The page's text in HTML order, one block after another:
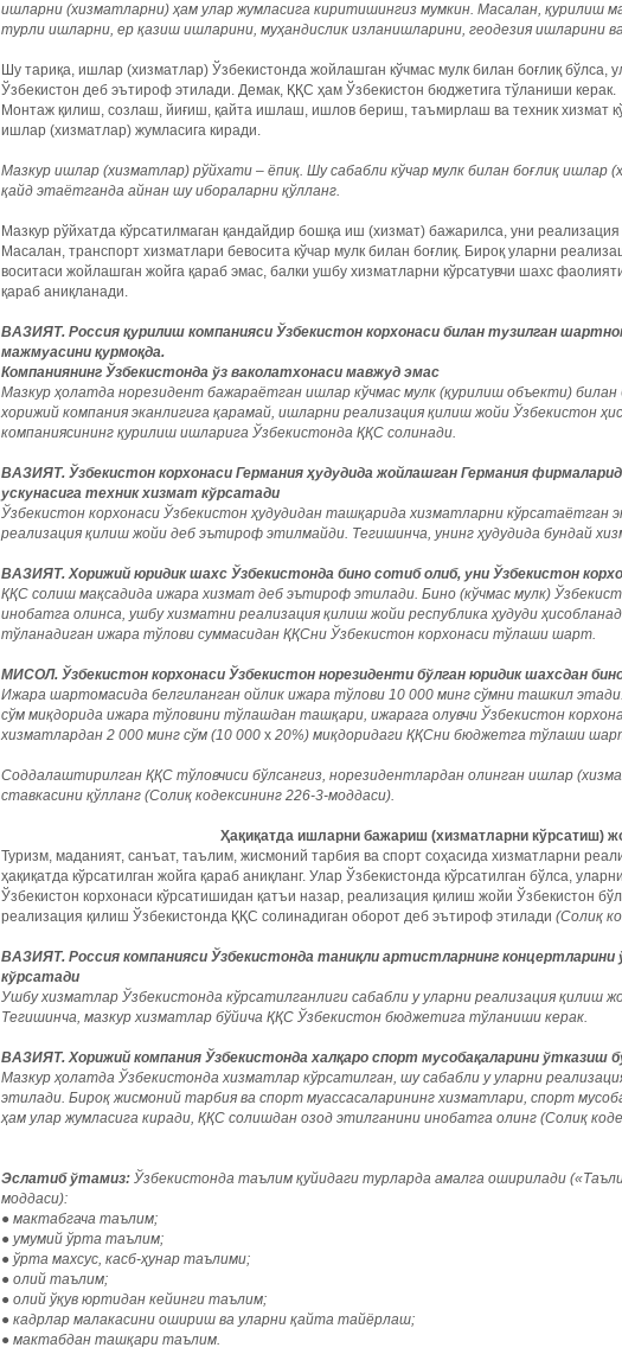
ишларни (хизматларни) ҳам улар жумласига киритишингиз мумкин. Масалан, қурилиш
турли ишларни, ер қазиш ишларини, муҳандислик изланишларини, геодезия ишларини
Шу тариқа, ишлар (хизматлар) Ўзбекистонда жойлашган кўчмас мулк билан боғлиқ бўлса,
Ўзбекистон деб эътироф этилади. Демак, ҚҚС ҳам Ўзбекистон бюджетига тўланиши керак.
Монтаж қилиш, созлаш, йиғиш, қайта ишлаш, ишлов бериш, таъмирлаш ва техник хизмат
ишлар (хизматлар) жумласига киради.
Мазкур ишлар (хизматлар) рўйхати – ёпиқ. Шу сабабли кўчар мулк билан боғлиқ
қайд этаётганда айнан шу ибораларни қўлланг.
Мазкур рўйхатда кўрсатилмаган қандайдир бошқа иш (хизмат) бажарилса, уни
Масалан, транспорт хизматлари бевосита кўчар мулк билан боғлиқ. Бироқ уларни
воситаси жойлашган жойга қараб эмас, балки ушбу хизматларни кўрсатувчи шахс
қараб аниқланади.
ВАЗИЯТ. Россия қурилиш компанияси Ўзбекистон корхонаси билан тузилган
мажмуасини қурмоқда.
Компаниянинг Ўзбекистонда ўз ваколатхонаси мавжуд эмас
Мазкур ҳолатда норезидент бажараётган ишлар кўчмас мулк (қурилиш объекти) билан
хорижий компания эканлигига қарамай, ишларни реализация қилиш жойи Ўзбекистон
компаниясининг қурилиш ишларига Ўзбекистонда ҚҚС солинади.
ВАЗИЯТ. Ўзбекистон корхонаси Германия ҳудудида жойлашган Германия
ускунасига техник хизмат кўрсатади
Ўзбекистон корхонаси Ўзбекистон ҳудудидан ташқарида хизматларни кўрсатаётган
реализация қилиш жойи деб эътироф этилмайди. Тегишинча, унинг ҳудудида бундай
ВАЗИЯТ. Хорижий юридик шахс Ўзбекистонда бино сотиб олиб, уни Ўзбекистон
ҚҚС солиш мақсадида ижара хизмат деб эътироф этилади. Бино (кўчмас мулк)
инобатга олинса, ушбу хизматни реализация қилиш жойи республика ҳудуди
тўланадиган ижара тўлови суммасидан ҚҚСни Ўзбекистон корхонаси тўлаши шарт.
МИСОЛ. Ўзбекистон корхонаси Ўзбекистон норезиденти бўлган юридик шахсдан
Ижара шартомасида белгиланган ойлик ижара тўлови 10 000 минг сўмни ташкил
сўм миқдорида ижара тўловини тўлашдан ташқари, ижарага олувчи Ўзбекистон
хизматлардан 2 000 минг сўм (10 000 х 20%) миқдоридаги ҚҚСни бюджетга тўлаши
Соддалаштирилган ҚҚС тўловчиси бўлсангиз, норезидентлардан олинган ишлар
ставкасини қўлланг (Солиқ кодексининг 226-3-моддаси).
Ҳақиқатда ишларни бажариш (хизматларни кўрсатиш)
Туризм, маданият, санъат, таълим, жисмоний тарбия ва спорт соҳасида хизматларни
ҳақиқатда кўрсатилган жойга қараб аниқланг. Улар Ўзбекистонда кўрсатилган бўлса,
Ўзбекистон корхонаси кўрсатишидан қатъи назар, реализация қилиш жойи Ўзбекистон
реализация қилиш Ўзбекистонда ҚҚС солинадиган оборот деб эътироф этилади (Солиқ
ВАЗИЯТ. Россия компанияси Ўзбекистонда таниқли артистларнинг
кўрсатади
Ушбу хизматлар Ўзбекистонда кўрсатилганлиги сабабли у уларни реализация қилиш
Тегишинча, мазкур хизматлар бўйича ҚҚС Ўзбекистон бюджетига тўланиши керак.
ВАЗИЯТ. Хорижий компания Ўзбекистонда халқаро спорт мусобақаларини ўтказиш
Мазкур ҳолатда Ўзбекистонда хизматлар кўрсатилган, шу сабабли у уларни
этилади. Бироқ жисмоний тарбия ва спорт муассасаларининг хизматлари, спорт
ҳам улар жумласига киради, ҚҚС солишдан озод этилганини инобатга олинг (Солиқ
Эслатиб ўтамиз: Ўзбекистонда таълим қуйидаги турларда амалга оширилади
моддаси):
● мактабгача таълим;
● умумий ўрта таълим;
● ўрта махсус, касб-ҳунар таълими;
● олий таълим;
● олий ўқув юртидан кейинги таълим;
● кадрлар малакасини ошириш ва уларни қайта тайёрлаш;
● мактабдан ташқари таълим.